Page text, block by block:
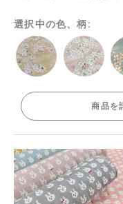
選択中の色、柄:
商品を